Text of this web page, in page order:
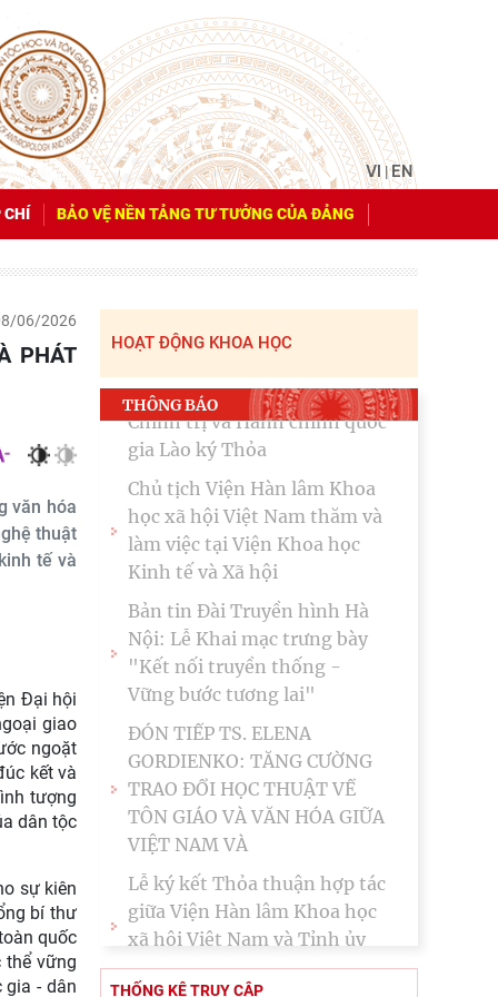
VI|EN
CHÍ BẢO VỆ NỀN TẢNG TƯ TƯỞNG CỦA ĐẢNG
06/2026
văn hóa
thuật
tế và
Đại hội
giao
ngoặt
kết và
tượng
dân tộc
sự kiên
bí thư
quốc
thể vững
- dân
HOẠT ĐỘNG KHOA HỌC
THÔNG BÁO
HỘI NGHỊ CÔNG BỐ QUYẾT
ĐỊNH VỀ CÔNG TÁC CÁN BỘ
Đối thoại ICWA – VASS lần
thứ 6: Thúc đẩy quan hệ Đối
tác Chiến lược Toàn diện tăng
cường Việt Nam
Hội thảo khoa học quốc tế:
“Nền kinh tế độc lập, tự chủ:
Sáng kiến của Cộng hòa Dân
chủ Nhân dân
Viện Hàn lâm Khoa học xã
hội Việt Nam và Học viện
Chính trị và Hành chính quốc
gia Lào ký Thỏa
Chủ tịch Viện Hàn lâm Khoa
học xã hội Việt Nam thăm và
làm việc tại Viện Khoa học
Kinh tế và Xã hội
THỐNG KÊ TRUY CẬP